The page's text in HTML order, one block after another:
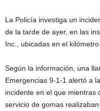
La Policía investiga un
de la tarde de ayer, en las
Inc., ubicadas en el
Según la información, una
Emergencias 9-1-1 alertó a
incidente en el que mientras
servicio de gomas